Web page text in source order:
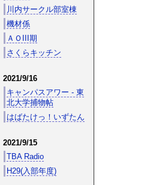
川内サークル部室棟
機材係
ＡＯIII期
さくらキッチン
2021/9/16
キャンパスアワー - 東
北大学捕物帖
はばたけっ！いずたん
2021/9/15
TBA Radio
H29(入部年度)